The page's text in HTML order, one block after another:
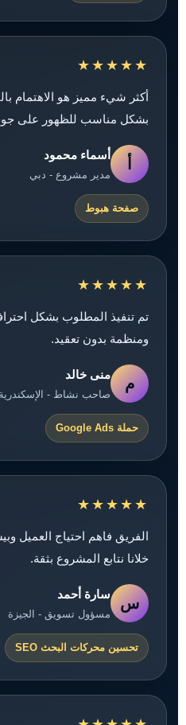
★★★★★
أكثر شيء مميز هو الاهتمام
بشكل مناسب للظهور على
أسماء محمود
مدير مشروع - دبي
صفحة هبوط
★★★★★
تم تنفيذ المطلوب بشكل
ومنظمة بدون تعقيد.
م
منى خالد
صاحب نشاط - الإسكندرية
حملة Google Ads
★★★★★
الفريق فاهم احتياج العميل
خلانا نتابع المشروع بثقة.
س
سارة أحمد
مسؤول تسويق - الجيزة
تحسين محركات البحث SEO